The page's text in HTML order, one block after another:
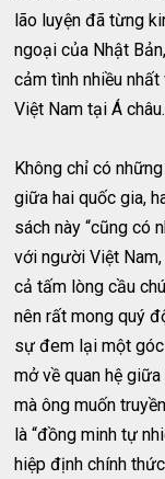
lão luyện đã từng
ngoại của Nhật
cảm tình nhiều
Việt Nam tại Á châu.
Không chỉ có
giữa hai quốc gia,
sách này “cũng có
với người Việt
cả tấm lòng cầu
nên rất mong quý
sự đem lại một
mở về quan hệ
mà ông muốn
là “đồng minh tự
hiệp định chính